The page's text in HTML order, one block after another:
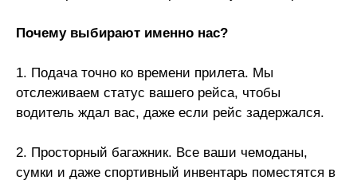
Почему выбирают именно нас?
1. Подача точно ко времени прилета. Мы
отслеживаем статус вашего рейса, чтобы
водитель ждал вас, даже если рейс задержался.
2. Просторный багажник. Все ваши чемоданы,
сумки и даже спортивный инвентарь поместятся в